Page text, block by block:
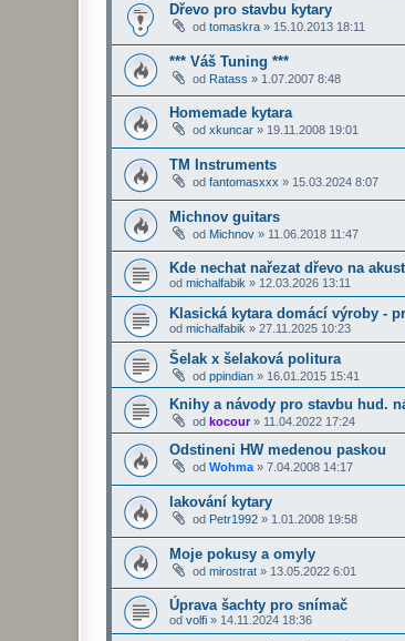
Dřevo pro stavbu kytary
od tomaskra » 15.10.2013 18:11
*** Váš Tuning ***
od Ratass » 1.07.2007 8:48
Homemade kytara
od xkuncar » 19.11.2008 19:01
TM Instruments
od fantomasxxx » 15.03.2024 8:07
Michnov guitars
od Michnov » 11.06.2018 11:47
Kde nechat nařezat dřevo na
od michalfabik » 12.03.2026 13:11
Klasická kytara domácí výroby -
od michalfabik » 27.11.2025 10:23
Šelak x šelaková politura
od ppindian » 16.01.2015 15:41
Knihy a návody pro stavbu hud.
od kocour» 11.04.2022 17:24
Odstineni HW medenou paskou
od Wohma » 7.04.2008 14:17
lakování kytary
od Petr1992 » 1.01.2008 19:58
Moje pokusy a omyly
od mirostrat » 13.05.2022 6:01
Úprava šachty pro snímač
od volfi » 14.11.2024 18:36